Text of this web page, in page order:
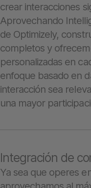
crear interacciones
Aprovechando
de Optimizely,
completos y
personalizadas en
enfoque basado en
interacción sea
una mayor
Integración de
Ya sea que operes